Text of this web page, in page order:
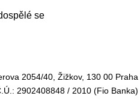
se
2054/40, Žižkov, 130 00
2902408848 / 2010 (Fio Banka)